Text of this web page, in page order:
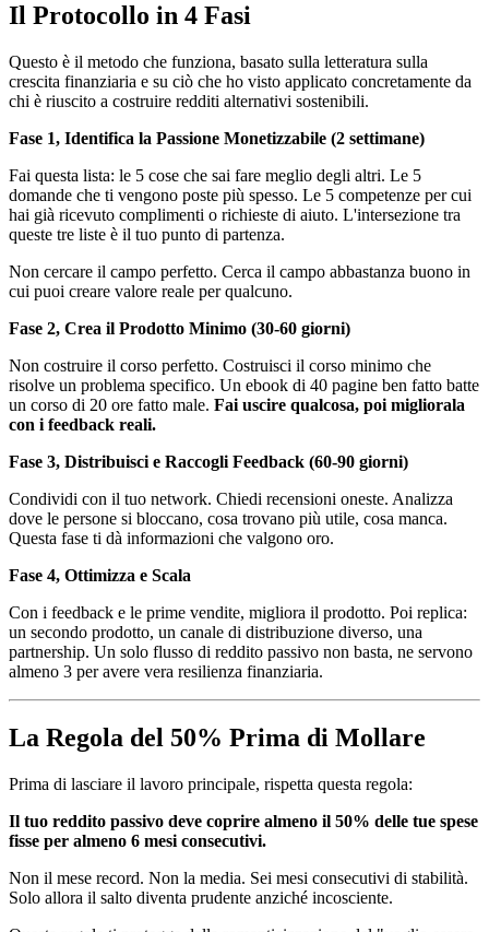
Il Protocollo in 4 Fasi
Questo è il metodo che funziona, basato sulla letteratura sulla
crescita finanziaria e su ciò che ho visto applicato concretamente da
chi è riuscito a costruire redditi alternativi sostenibili.
Fase 1, Identifica la Passione Monetizzabile (2 settimane)
Fai questa lista: le 5 cose che sai fare meglio degli altri. Le 5
domande che ti vengono poste più spesso. Le 5 competenze per cui
hai già ricevuto complimenti o richieste di aiuto. L'intersezione tra
queste tre liste è il tuo punto di partenza.
Non cercare il campo perfetto. Cerca il campo abbastanza buono in
cui puoi creare valore reale per qualcuno.
Fase 2, Crea il Prodotto Minimo (30-60 giorni)
Non costruire il corso perfetto. Costruisci il corso minimo che
risolve un problema specifico. Un ebook di 40 pagine ben fatto batte
un corso di 20 ore fatto male. Fai uscire qualcosa, poi migliorala
con i feedback reali.
Fase 3, Distribuisci e Raccogli Feedback (60-90 giorni)
Condividi con il tuo network. Chiedi recensioni oneste. Analizza
dove le persone si bloccano, cosa trovano più utile, cosa manca.
Questa fase ti dà informazioni che valgono oro.
Fase 4, Ottimizza e Scala
Con i feedback e le prime vendite, migliora il prodotto. Poi replica:
un secondo prodotto, un canale di distribuzione diverso, una
partnership. Un solo flusso di reddito passivo non basta, ne servono
almeno 3 per avere vera resilienza finanziaria.
La Regola del 50% Prima di Mollare
Prima di lasciare il lavoro principale, rispetta questa regola:
Il tuo reddito passivo deve coprire almeno il 50% delle tue spese
fisse per almeno 6 mesi consecutivi.
Non il mese record. Non la media. Sei mesi consecutivi di stabilità.
Solo allora il salto diventa prudente anziché incosciente.